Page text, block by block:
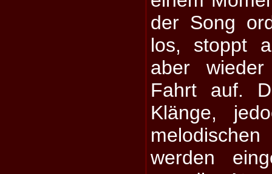
der Song
los, stoppt
aber
Fahrt auf.
Klänge,
werden